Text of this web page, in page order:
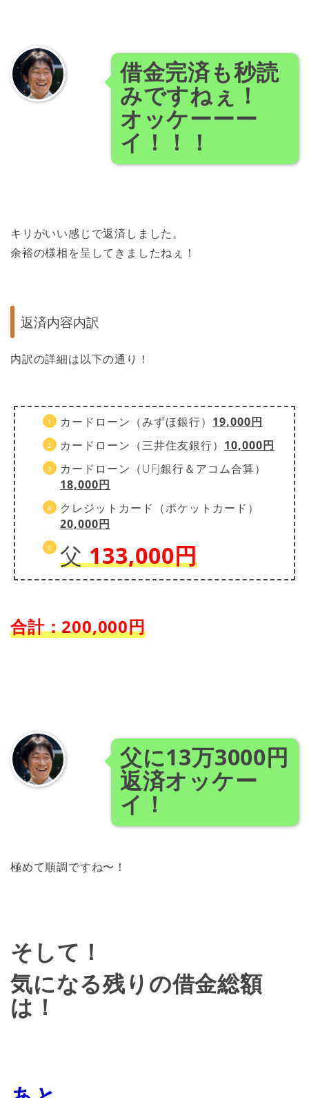
借金完済も秒読
みですねぇ！
オッケーーー
イ！！！
キリがいい感じで返済しました。
余裕の様相を呈してきましたねぇ！
返済内容内訳
内訳の詳細は以下の通り！
カードローン（みずほ銀行） 19,000円
カードローン（三井住友銀行） 10,000円
カードローン（UFJ銀行＆アコム合算）
18,000円
クレジットカード（ポケットカード）
20,000円
父133,000円
合計：200,000円
父に13万3000円
返済オッケー
イ！
極めて順調ですね〜！
そして！
気になる残りの借金総額
は！